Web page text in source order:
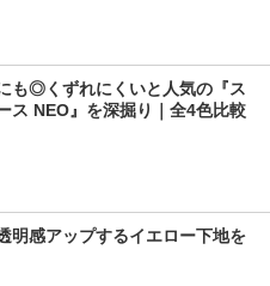
も◎くずれにくいと人気の『ス
ス NEO』を深掘り｜全4色比較
明感アップするイエロー下地を